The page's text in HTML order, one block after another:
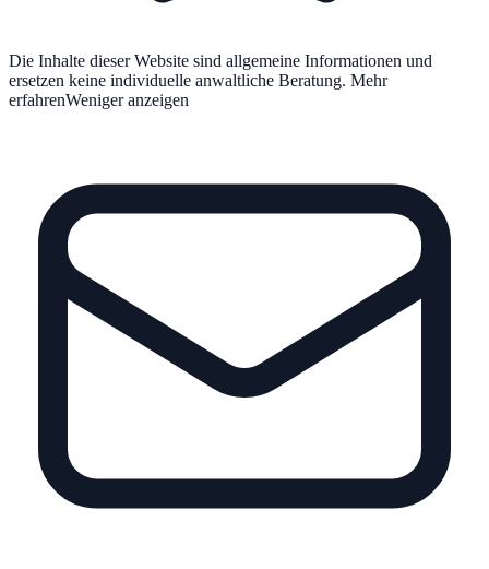
Die Inhalte dieser Website sind allgemeine Informationen und
ersetzen keine individuelle anwaltliche Beratung. Mehr
erfahrenWeniger anzeigen